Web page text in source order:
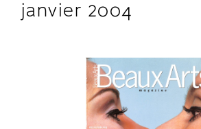
SCHOLARSHIP
janvier 2004